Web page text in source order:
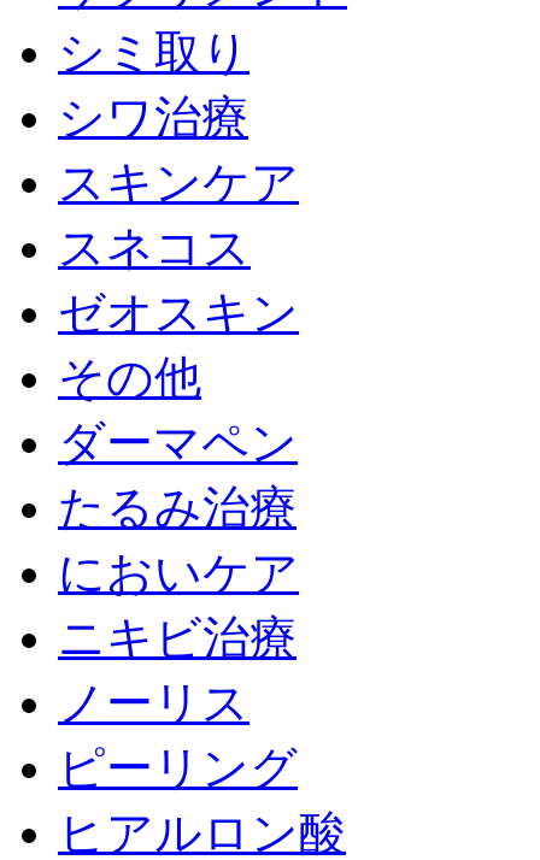
シミ取り
シワ治療
スキンケア
スネコス
ゼオスキン
その他
ダーマペン
たるみ治療
においケア
ニキビ治療
ノーリス
ピーリング
ヒアルロン酸